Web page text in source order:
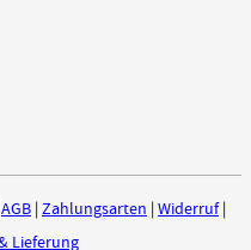
AGB | Zahlungsarten | Widerruf|
Lieferung